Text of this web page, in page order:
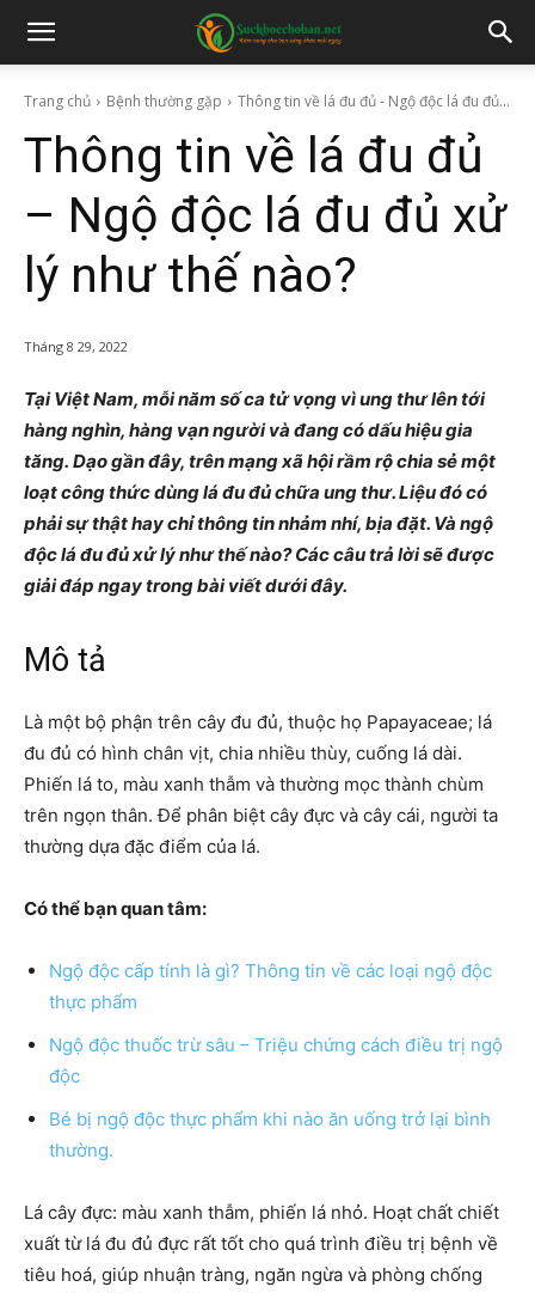
Trang chủ Bệnh thường gặp Thông tin về lá đu đủ - Ngộ độc lá đu đủ...
Thông tin về lá đu đủ
– Ngộ độc lá đu đủ xử
lý như thế nào?
Tháng 8 29, 2022
Tại Việt Nam, mỗi năm số ca tử vọng vì ung thư lên tới
hàng nghìn, hàng vạn người và đang có dấu hiệu gia
tăng. Dạo gần đây, trên mạng xã hội rầm rộ chia sẻ một
loạt công thức dùng lá đu đủ chữa ung thư. Liệu đó có
phải sự thật hay chỉ thông tin nhảm nhí, bịa đặt. Và ngộ
độc lá đu đủ xử lý như thế nào? Các câu trả lời sẽ được
giải đáp ngay trong bài viết dưới đây.
Mô tả
Là một bộ phận trên cây đu đủ, thuộc họ Papayaceae; lá
đu đủ có hình chân vịt, chia nhiều thùy, cuống lá dài.
Phiến lá to, màu xanh thẫm và thường mọc thành chùm
trên ngọn thân. Để phân biệt cây đực và cây cái, người ta
thường dựa đặc điểm của lá.
Có thể bạn quan tâm:
Ngộ độc cấp tính là gì? Thông tin về các loại ngộ độc
thực phẩm
Ngộ độc thuốc trừ sâu – Triệu chứng cách điều trị ngộ
độc
Bé bị ngộ độc thực phẩm khi nào ăn uống trở lại bình
thường.
Lá cây đực: màu xanh thẫm, phiến lá nhỏ. Hoạt chất chiết
xuất từ lá đu đủ đực rất tốt cho quá trình điều trị bệnh về
tiêu hoá, giúp nhuận tràng, ngăn ngừa và phòng chống